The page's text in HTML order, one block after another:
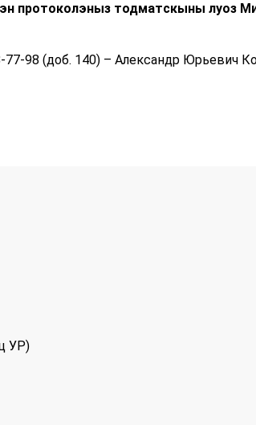
протоколэныз тодматскыны луоз
98 (доб. 140) – Александр Юрьевич
УР)